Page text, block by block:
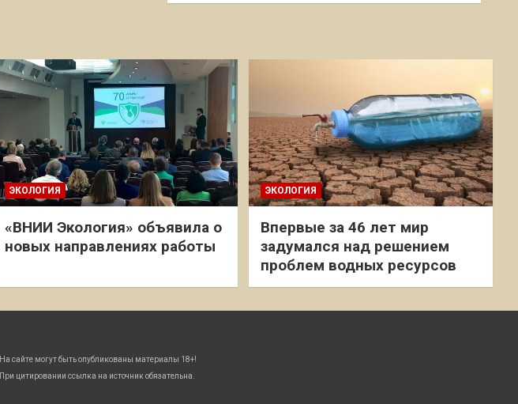
ЭКОЛОГИЯ
«ВНИИ Экология» объявила о
новых направлениях работы
ЭКОЛОГИЯ
Впервые за 46 лет мир
задумался над решением
проблем водных ресурсов
На сайте могут быть опубликованы материалы 18+!
При цитировании ссылка на источник обязательна.